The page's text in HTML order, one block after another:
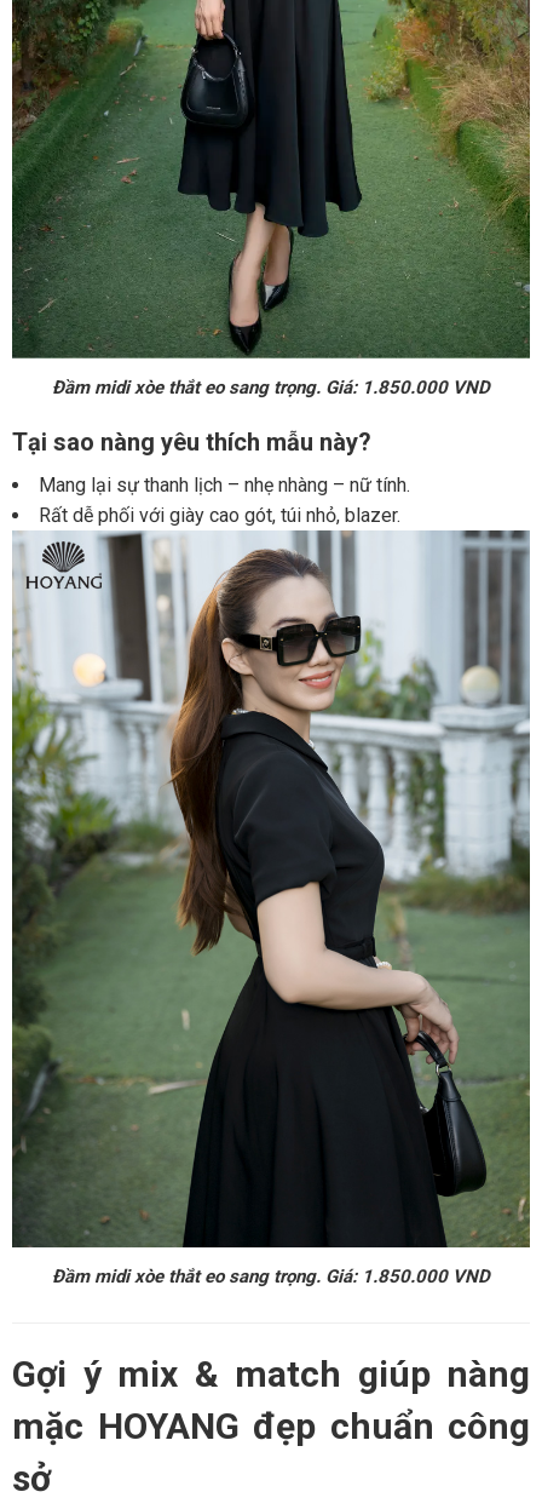
Đầm midi xòe thắt eo sang trọng. Giá: 1.850.000 VND
Tại sao nàng yêu thích mẫu này?
Mang lại sự thanh lịch – nhẹ nhàng – nữ tính.
Rất dễ phối với giày cao gót, túi nhỏ, blazer.
Đầm midi xòe thắt eo sang trọng. Giá: 1.850.000 VND
Gợi ý mix & match giúp nàng
mặc HOYANG đẹp chuẩn công
sở